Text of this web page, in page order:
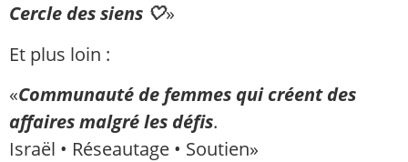
Cercle des siens 🤍»
Et plus loin :
«Communauté de femmes qui créent des
affaires malgré les défis.
Israël • Réseautage • Soutien»